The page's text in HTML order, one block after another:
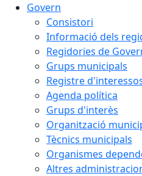
Govern
Consistori
Informació dels
Regidories de
Grups municipals
Registre
Agenda política
Grups d'interès
Organització
Tècnics municipals
Organismes
Altres